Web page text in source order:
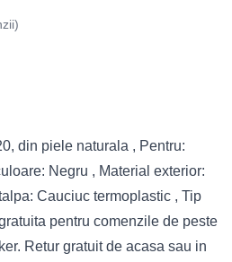
din piele naturala , Pentru:
Negru , Material exterior:
Cauciuc termoplastic , Tip
pentru comenzile de peste
Retur gratuit de acasa sau in